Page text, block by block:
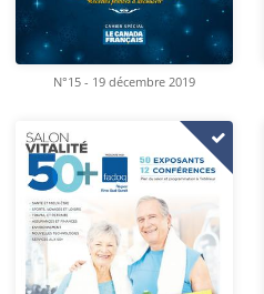
N°15 - 19 décembre 2019